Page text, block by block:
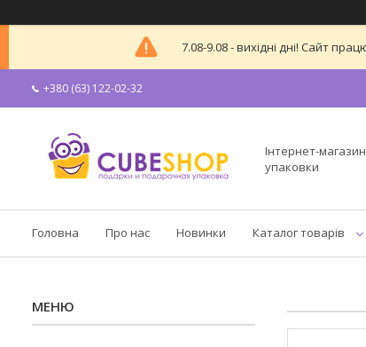
7.08-9.08 - вихідні дні! Сайт
+380 (63) 122-02-32
Інтернет-
упаковки
Головна Про нас Новинки Каталог товарів